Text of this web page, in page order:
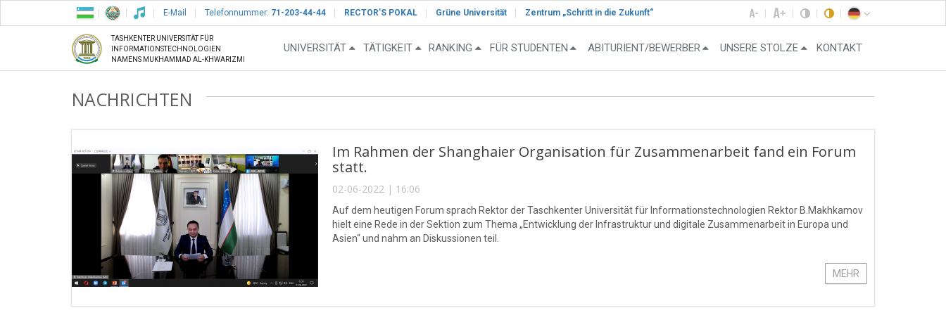
E-Mail Telefonnummer: 71-203-44-44 RECTOR’S POKAL Grüne Universität Zentrum „Schritt in die Zukunft“
TASHKENTER UNIVERSITÄT FÜR
INFORMATIONSTECHNOLOGIEN
NAMENS MUKHAMMAD AL-KHWARIZMI
UNIVERSITÄT TÄTIGKEIT RANKING FÜR STUDENTEN ABITURIENT/BEWERBER UNSERE STOLZE KONTAKT
NACHRICHTEN
Im Rahmen der Shanghaier Organisation für Zusammenarbeit fand ein Forum
statt.
02-06-2022 | 16:06
Auf dem heutigen Forum sprach Rektor der Taschkenter Universität für Informationstechnologien Rektor B.Makhkamov
hielt eine Rede in der Sektion zum Thema „Entwicklung der Infrastruktur und digitale Zusammenarbeit in Europa und
Asien“ und nahm an Diskussionen teil.
MEHR